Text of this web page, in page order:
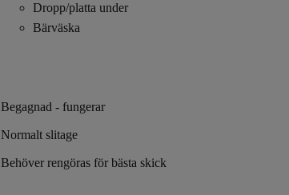
Dropp/platta under
Bärväska
Begagnad - fungerar
Normalt slitage
Behöver rengöras för bästa skick